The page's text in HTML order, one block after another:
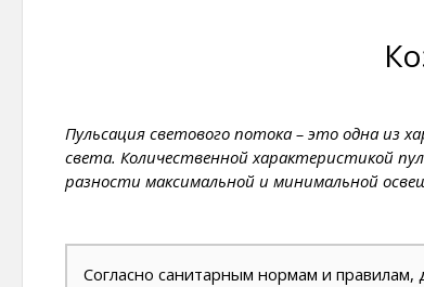
Пульсация светового потока – это одна из
света. Количественной характеристикой
разности максимальной и минимальной
Согласно санитарным нормам и